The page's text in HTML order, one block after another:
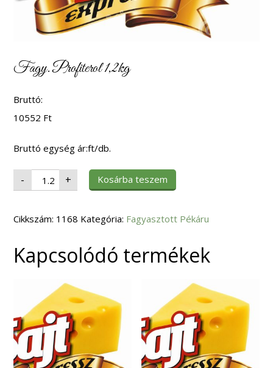
Fagy. Profiterol 1,2kg
Bruttó:
10552 Ft
Bruttó egység ár:ft/db.
- Fagy.
Profiterol
1,2kg
+ Kosárba teszem
Cikkszám: 1168 Kategória: Fagyasztott Pékáru
Kapcsolódó termékek